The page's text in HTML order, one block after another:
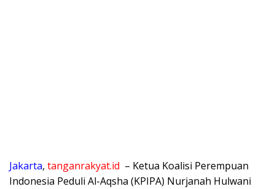
Jakarta, tanganrakyat.id – Ketua Koalisi Perempuan
Indonesia Peduli Al-Aqsha (KPIPA) Nurjanah Hulwani